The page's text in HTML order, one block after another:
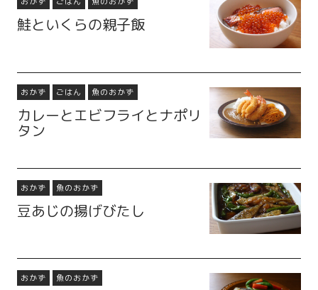
鮭といくらの親子飯
おかず ごはん 魚のおかず
カレーとエビフライとナポリ
タン
おかず 魚のおかず
豆あじの揚げびたし
おかず 魚のおかず